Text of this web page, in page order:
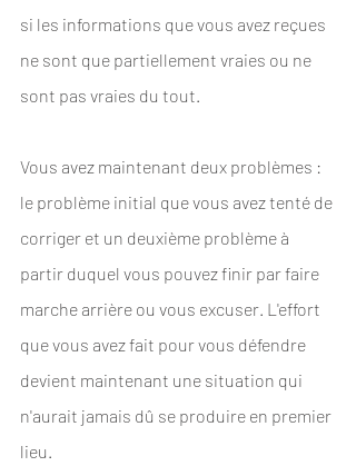
si les informations que vous avez reçues
ne sont que partiellement vraies ou ne
sont pas vraies du tout.
Vous avez maintenant deux problèmes :
le problème initial que vous avez tenté de
corriger et un deuxième problème à
partir duquel vous pouvez finir par faire
marche arrière ou vous excuser. L'effort
que vous avez fait pour vous défendre
devient maintenant une situation qui
n'aurait jamais dû se produire en premier
lieu.